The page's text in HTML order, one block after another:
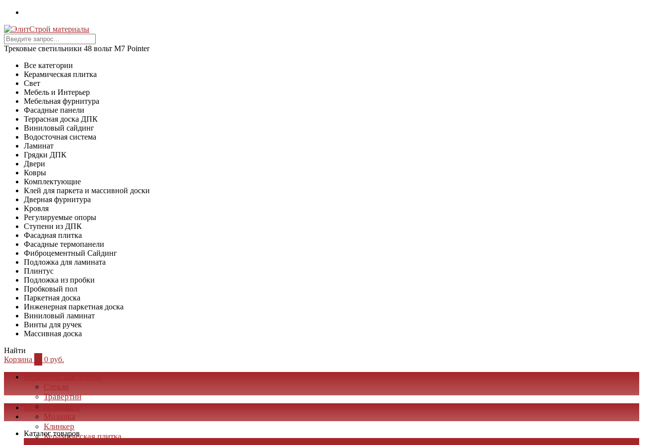
Трековые светильники 48 вольт M7 Pointer
Все категории
Керамическая плитка
Свет
Мебель и Интерьер
Мебельная фурнитура
Фасадные панели
Террасная доска ДПК
Виниловый сайдинг
Водосточная система
Ламинат
Грядки ДПК
Двери
Ковры
Комплектующие
Клей для паркета и массивной доски
Дверная фурнитура
Кровля
Регулируемые опоры
Ступени из ДПК
Фасадная плитка
Фасадные термопанели
Фиброцементный Сайдинг
Подложка для ламината
Плинтус
Подложка из пробки
Пробковый пол
Паркетная доска
Инженерная паркетная доска
Виниловый ламинат
Винты для ручек
Массивная доска
Найти
Корзина
0 руб.
Стекло
Травертин
Мрамор
Мозаика
Клинкер
Керамическая плитка
Каталог товаров
Каталог товаров